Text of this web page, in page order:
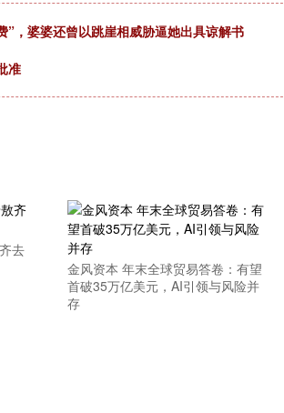
，婆婆还曾以跳崖相威胁逼她出具谅解书
准
去
金风资本 年末全球贸易答卷：有望
首破35万亿美元，AI引领与风险并
存